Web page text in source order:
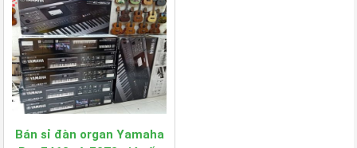
Bán sỉ đàn organ Yamaha